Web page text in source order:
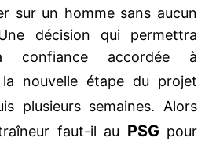
sur un homme sans aucun
décision qui permettra
accordée à
nouvelle étape du projet
plusieurs semaines. Alors
faut-il au PSGpour